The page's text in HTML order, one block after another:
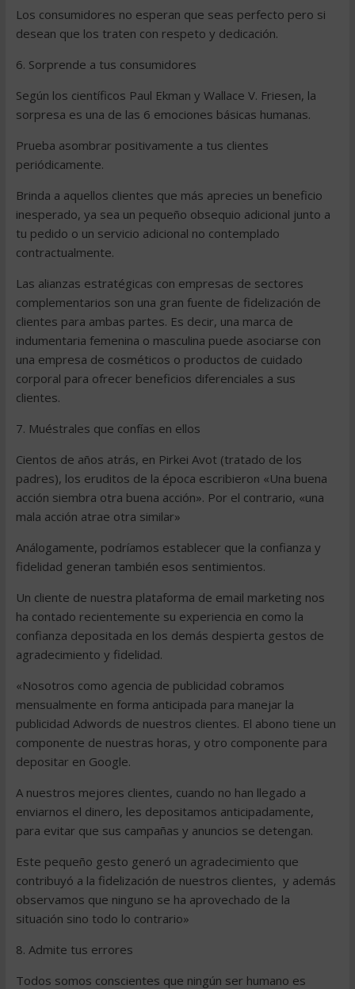
Los consumidores no esperan que seas perfecto pero si
desean que los traten con respeto y dedicación.
6. Sorprende a tus consumidores
Según los científicos Paul Ekman y Wallace V. Friesen, la
sorpresa es una de las 6 emociones básicas humanas.
Prueba asombrar positivamente a tus clientes
periódicamente.
Brinda a aquellos clientes que más aprecies un beneficio
inesperado, ya sea un pequeño obsequio adicional junto a
tu pedido o un servicio adicional no contemplado
contractualmente.
Las alianzas estratégicas con empresas de sectores
complementarios son una gran fuente de fidelización de
clientes para ambas partes. Es decir, una marca de
indumentaria femenina o masculina puede asociarse con
una empresa de cosméticos o productos de cuidado
corporal para ofrecer beneficios diferenciales a sus
clientes.
7. Muéstrales que confías en ellos
Cientos de años atrás, en Pirkei Avot (tratado de los
padres), los eruditos de la época escribieron «Una buena
acción siembra otra buena acción». Por el contrario, «una
mala acción atrae otra similar»
Análogamente, podríamos establecer que la confianza y
fidelidad generan también esos sentimientos.
Un cliente de nuestra plataforma de email marketing nos
ha contado recientemente su experiencia en como la
confianza depositada en los demás despierta gestos de
agradecimiento y fidelidad.
«Nosotros como agencia de publicidad cobramos
mensualmente en forma anticipada para manejar la
publicidad Adwords de nuestros clientes. El abono tiene un
componente de nuestras horas, y otro componente para
depositar en Google.
A nuestros mejores clientes, cuando no han llegado a
enviarnos el dinero, les depositamos anticipadamente,
para evitar que sus campañas y anuncios se detengan.
Este pequeño gesto generó un agradecimiento que
contribuyó a la fidelización de nuestros clientes, y además
observamos que ninguno se ha aprovechado de la
situación sino todo lo contrario»
8. Admite tus errores
Todos somos conscientes que ningún ser humano es